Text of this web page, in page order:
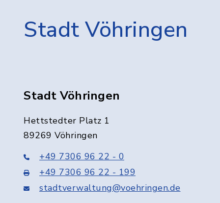
Stadt Vöhringen
Stadt Vöhringen
Hettstedter Platz 1
89269 Vöhringen
+49 7306 96 22 - 0
+49 7306 96 22 - 199
stadtverwaltung@voehringen.de